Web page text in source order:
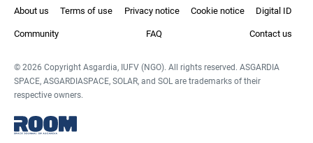
About us Terms of use Privacy notice Cookie notice Digital ID
Community FAQ Contact us
© 2026 Copyright Asgardia, IUFV (NGO). All rights reserved. ASGARDIA
SPACE, ASGARDIASPACE, SOLAR, and SOL are trademarks of their
respective owners.